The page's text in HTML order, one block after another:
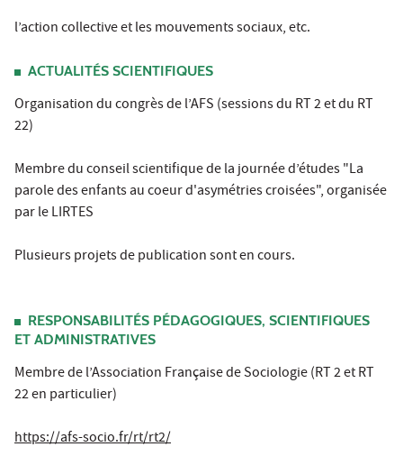
l’action collective et les mouvements sociaux, etc.
ACTUALITÉS SCIENTIFIQUES
Organisation du congrès de l’AFS (sessions du RT 2 et du RT
22)
Membre du conseil scientifique de la journée d’études "La
parole des enfants au coeur d'asymétries croisées", organisée
par le LIRTES
Plusieurs projets de publication sont en cours.
RESPONSABILITÉS PÉDAGOGIQUES, SCIENTIFIQUES
ET ADMINISTRATIVES
Membre de l’Association Française de Sociologie (RT 2 et RT
22 en particulier)
https://afs-socio.fr/rt/rt2/